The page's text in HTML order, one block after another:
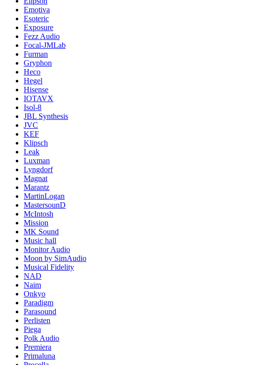
Emotiva
Esoteric
Exposure
Fezz Audio
Focal-JMLab
Furman
Gryphon
Heco
Hegel
Hisense
IOTAVX
Isol-8
JBL Synthesis
JVC
KEF
Klipsch
Leak
Luxman
Lyngdorf
Magnat
Marantz
MartinLogan
MastersounD
McIntosh
Mission
MK Sound
Music hall
Monitor Audio
Moon by SimAudio
Musical Fidelity
NAD
Naim
Onkyo
Paradigm
Parasound
Perlisten
Piega
Polk Audio
Premiera
Primaluna